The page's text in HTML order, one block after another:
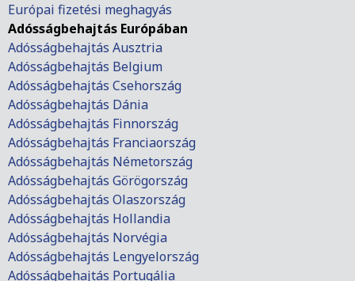
Európai fizetési meghagyás
Adósságbehajtás Európában
Adósságbehajtás Ausztria
Adósságbehajtás Belgium
Adósságbehajtás Csehország
Adósságbehajtás Dánia
Adósságbehajtás Finnország
Adósságbehajtás Franciaország
Adósságbehajtás Németország
Adósságbehajtás Görögország
Adósságbehajtás Olaszország
Adósságbehajtás Hollandia
Adósságbehajtás Norvégia
Adósságbehajtás Lengyelország
Adósságbehajtás Portugália